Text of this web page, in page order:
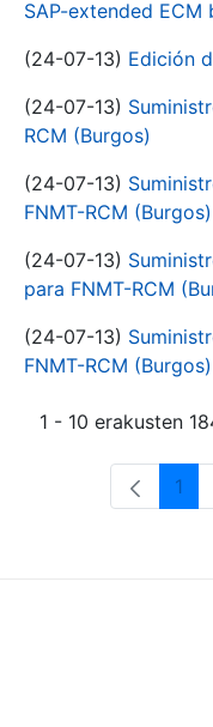
SAP-extended ECM
(24-07-13) Edición
(24-07-13)
RCM (Burgos)
(24-07-13)
FNMT-RCM (Burgos)
(24-07-13)
para FNMT-RCM
(24-07-13)
FNMT-RCM (Burgos)
1 - 10 erakusten
1